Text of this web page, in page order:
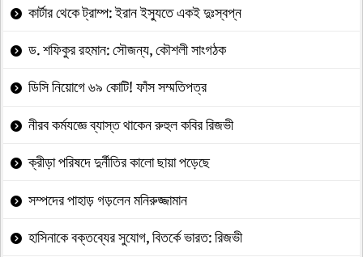
কার্টার থেকে ট্রাম্প: ইরান ইস্যুতে একই দুঃস্বপ্ন
ড. শফিকুর রহমান: সৌজন্য, কৌশলী সাংগঠক
ডিসি নিয়োগে ৬৯ কোটি! ফাঁস সম্মতিপত্র
নীরব কর্মযজ্ঞে ব্যাস্ত থাকেন রুহুল কবির রিজভী
ক্রীড়া পরিষদে দুর্নীতির কালো ছায়া পড়েছে
সম্পদের পাহাড় গড়লেন মনিরুজ্জামান
হাসিনাকে বক্তব্যের সুযোগ, বিতর্কে ভারত: রিজভী